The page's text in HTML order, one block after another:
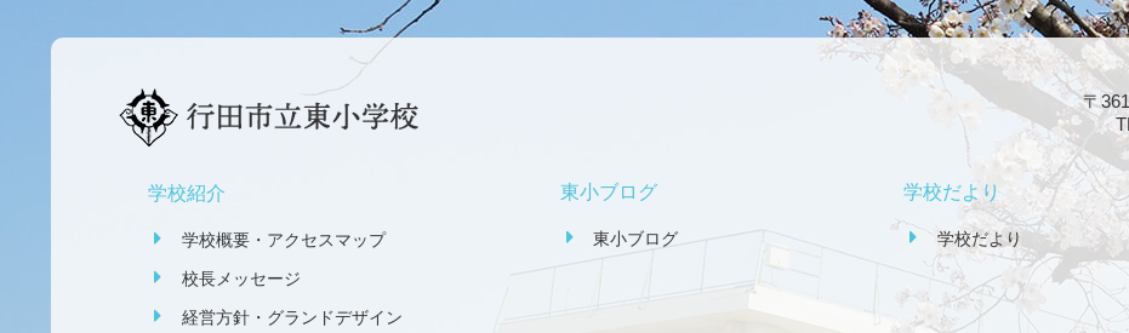
学校紹介
学校概要・アクセスマップ
校長メッセージ
経営方針・グランドデザイン
東小ブログ
東小ブログ
学校だより
学校だより
〒